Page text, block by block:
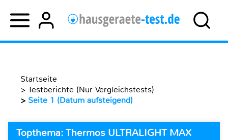
Startseite
> Testberichte (Nur Vergleichstests)
>
Seite 1 (Datum aufsteigend)
Topthema: Thermos ULTRALIGHT MAX